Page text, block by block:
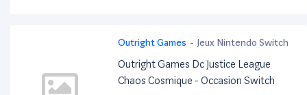
Outright Games - Jeux Nintendo Switch
Outright Games Dc Justice League
Chaos Cosmique - Occasion Switch